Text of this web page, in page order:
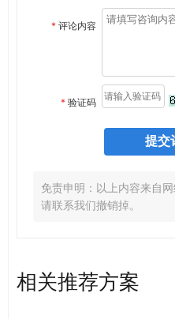
* 评论内容
* 验证码
免责申明：以上内容来自
请联系我们撤销掉。
相关推荐方案